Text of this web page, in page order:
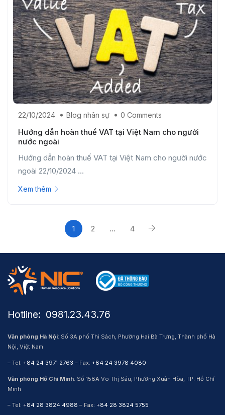
22/10/2024 Blog nhân sự 0 Comments
Hướng dẫn hoàn thuế VAT tại Việt Nam cho người
nước ngoài
Hướng dẫn hoàn thuế VAT tại Việt Nam cho người nước
ngoài 22/10/2024 ...
Xem thêm
1 2 … 4
Hotline: ​ 0981.23.43.76
Văn phòng Hà Nội: Số 3A phố Thi Sách, Phường Hai Bà Trưng, Thành phố Hà
Nội, Việt Nam
– Tel: +84 24 3971 2763 – Fax: +84 24 3978 4080
Văn phòng Hồ Chí Minh: Số 158A Võ Thị Sáu, Phường Xuân Hòa, TP. Hồ Chí
Minh
– Tel: +84 28 3824 4988 – Fax: +84 28 3824 5755